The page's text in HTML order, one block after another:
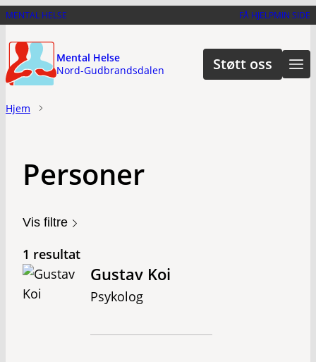
Hopp
hovedinnhold
MENTAL HELSE FÅ HJELPMIN SIDE
Mental Helse
Nord-Gudbrandsdalen
Støtt oss
Hjem
Personer
Vis filtre
1 resultat
Gustav Koi
Psykolog